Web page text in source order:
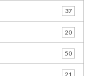
37
20
50
21